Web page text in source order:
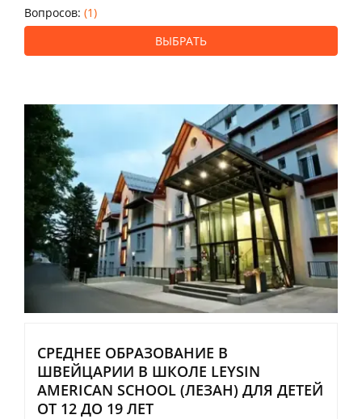
Вопросов: (1)
ВЫБРАТЬ
СРЕДНЕЕ ОБРАЗОВАНИЕ В
ШВЕЙЦАРИИ В ШКОЛЕ LEYSIN
AMERICAN SCHOOL (ЛЕЗАН) ДЛЯ ДЕТЕЙ
ОТ 12 ДО 19 ЛЕТ